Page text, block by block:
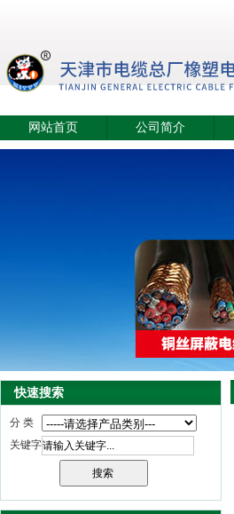
天津市电缆总厂橡塑电缆厂（天缆小猫集团）
网站首页 公司简介
快速搜索
分 类
关键字